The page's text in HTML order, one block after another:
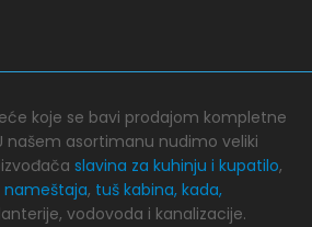
koje se bavi prodajom kompletne
našem asortimanu nudimo veliki
slavina za kuhinju i kupatilo,
nameštaja, tuš kabina, kada,
vodovoda i kanalizacije.